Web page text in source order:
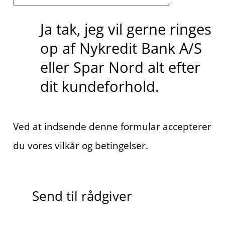
Ja tak, jeg vil gerne ringes
op af Nykredit Bank A/S
eller Spar Nord alt efter
dit kundeforhold.
Ved at indsende denne formular accepterer
du vores vilkår og betingelser.
Send til rådgiver